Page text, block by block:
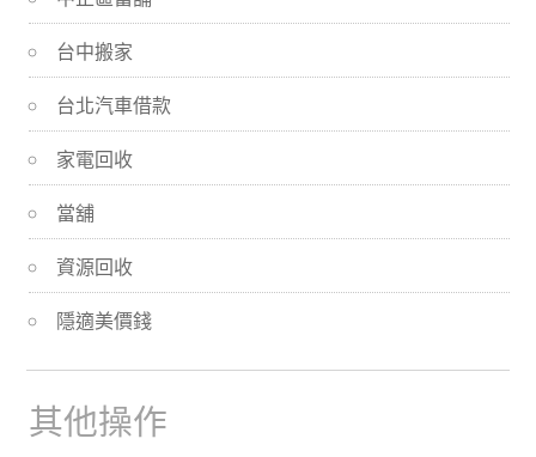
台中搬家
台北汽車借款
家電回收
當舖
資源回收
隱適美價錢
其他操作